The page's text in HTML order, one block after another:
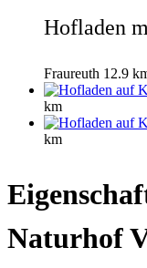
Hofladen
Fraureuth 12.9
km
km
Naturhof